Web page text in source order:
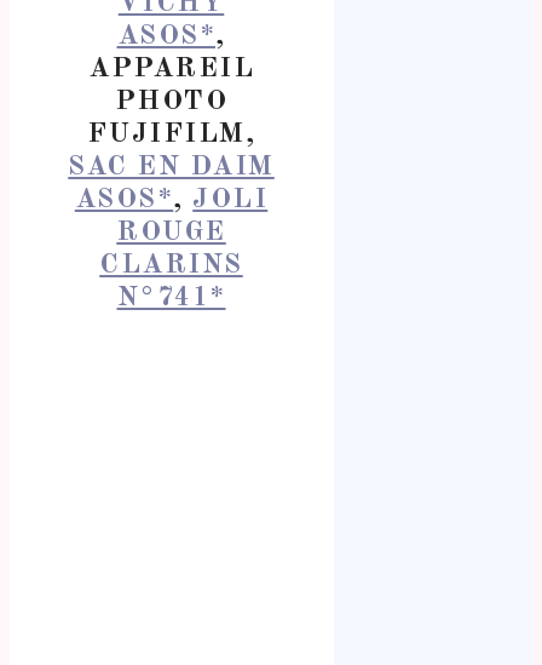
ASOS*,
APPAREIL
PHOTO
FUJIFILM,
SAC EN DAIM
ASOS*, JOLI
ROUGE
CLARINS
N°741*